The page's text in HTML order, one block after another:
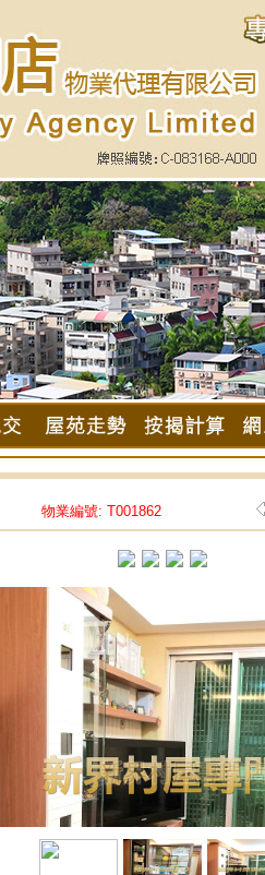
物業編號: T001862